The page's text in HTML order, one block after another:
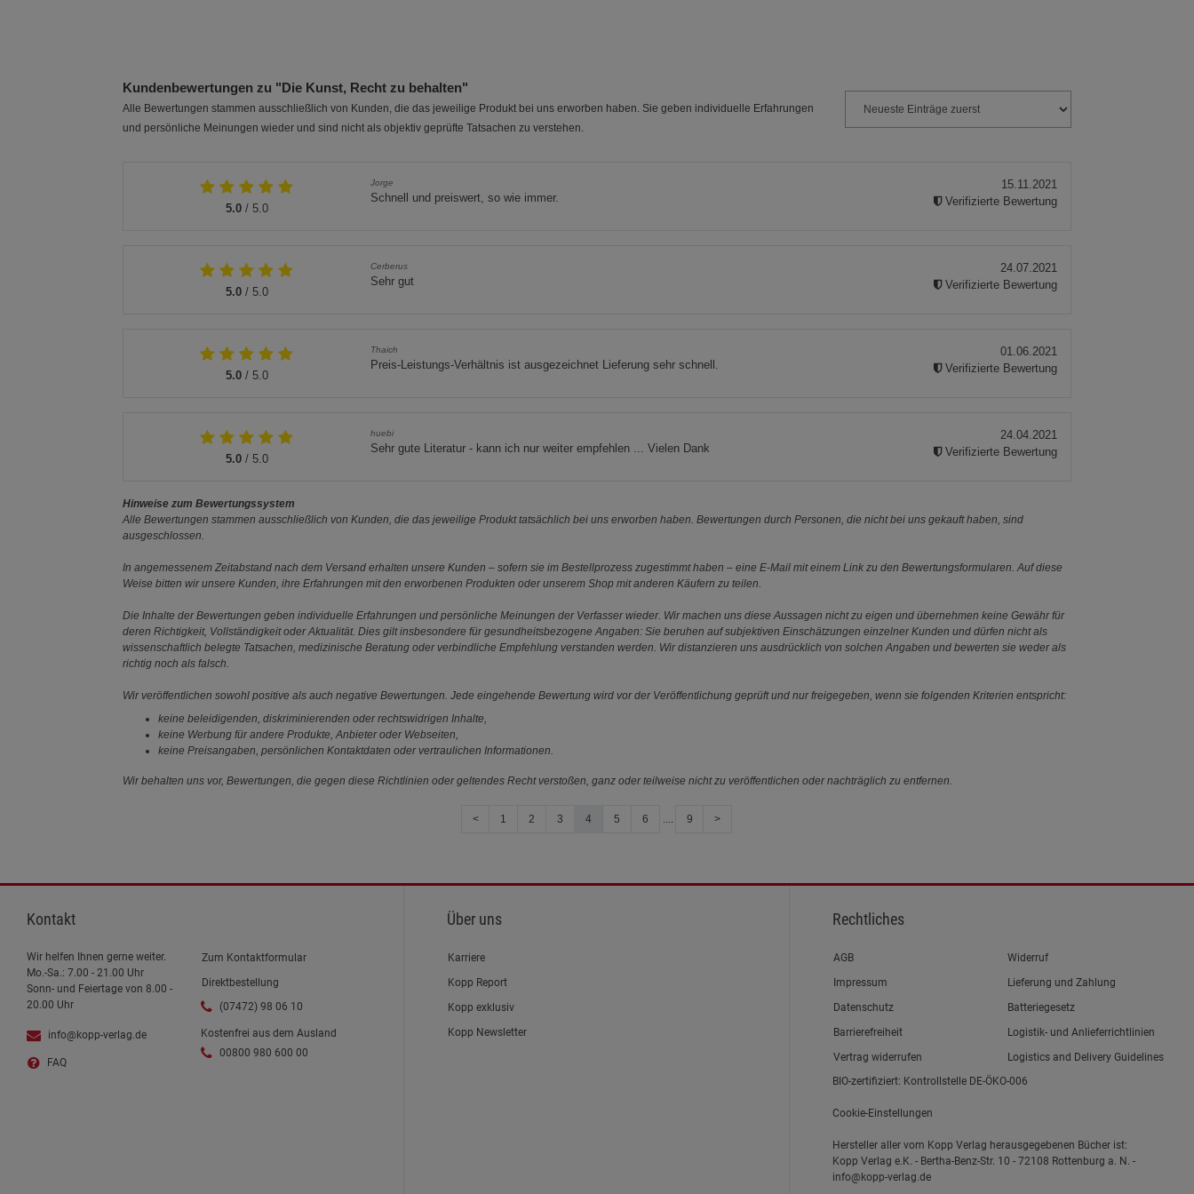
Kundenbewertungen zu "Die Kunst, Recht zu behalten"
Alle Bewertungen stammen ausschließlich von Kunden, die das jeweilige Produkt bei uns erworben haben. Sie geben individuelle Erfahrungen
und persönliche Meinungen wieder und sind nicht als objektiv geprüfte Tatsachen zu verstehen.
5.0/ 5.0
Jorge
Schnell und preiswert, so wie immer.
15.11.2021
Verifizierte Bewertung
5.0/ 5.0
Cerberus
Sehr gut
24.07.2021
Verifizierte Bewertung
5.0/ 5.0
Thaich
Preis-Leistungs-Verhältnis ist ausgezeichnet Lieferung sehr schnell.
01.06.2021
Verifizierte Bewertung
5.0/ 5.0
huebi
Sehr gute Literatur - kann ich nur weiter empfehlen ... Vielen Dank
24.04.2021
Verifizierte Bewertung
Hinweise zum Bewertungssystem
Alle Bewertungen stammen ausschließlich von Kunden, die das jeweilige Produkt tatsächlich bei uns erworben haben. Bewertungen durch Personen, die nicht bei uns gekauft haben, sind
ausgeschlossen.
In angemessenem Zeitabstand nach dem Versand erhalten unsere Kunden – sofern sie im Bestellprozess zugestimmt haben – eine E-Mail mit einem Link zu den Bewertungsformularen. Auf diese
Weise bitten wir unsere Kunden, ihre Erfahrungen mit den erworbenen Produkten oder unserem Shop mit anderen Käufern zu teilen.
Die Inhalte der Bewertungen geben individuelle Erfahrungen und persönliche Meinungen der Verfasser wieder. Wir machen uns diese Aussagen nicht zu eigen und übernehmen keine Gewähr für
deren Richtigkeit, Vollständigkeit oder Aktualität. Dies gilt insbesondere für gesundheitsbezogene Angaben: Sie beruhen auf subjektiven Einschätzungen einzelner Kunden und dürfen nicht als
wissenschaftlich belegte Tatsachen, medizinische Beratung oder verbindliche Empfehlung verstanden werden. Wir distanzieren uns ausdrücklich von solchen Angaben und bewerten sie weder als
richtig noch als falsch.
Wir veröffentlichen sowohl positive als auch negative Bewertungen. Jede eingehende Bewertung wird vor der Veröffentlichung geprüft und nur freigegeben, wenn sie folgenden Kriterien entspricht:
keine beleidigenden, diskriminierenden oder rechtswidrigen Inhalte,
keine Werbung für andere Produkte, Anbieter oder Webseiten,
keine Preisangaben, persönlichen Kontaktdaten oder vertraulichen Informationen.
Wir behalten uns vor, Bewertungen, die gegen diese Richtlinien oder geltendes Recht verstoßen, ganz oder teilweise nicht zu veröffentlichen oder nachträglich zu entfernen.
< 1 2 3 4 5 6 .... 9 >
Kontakt
Wir helfen Ihnen gerne weiter.
Mo.-Sa.: 7.00 - 21.00 Uhr
Sonn- und Feiertage von 8.00 -
20.00 Uhr
info@kopp-verlag.de
FAQ
Zum Kontaktformular
Direktbestellung
(07472) 98 06 10
Kostenfrei aus dem Ausland
00800 980 600 00
Über uns
Karriere
Kopp Report
Kopp exklusiv
Kopp Newsletter
Rechtliches
Link zum/zur
AGB
Link zum/zur
Impressum
Link zum/zur
Datenschutz
Link zum/zur
Barrierefreiheit
Vertrag widerrufen
Widerruf
Lieferung und Zahlung
Batteriegesetz
Logistik- und Anlieferrichtlinien
Logistics and Delivery Guidelines
BIO-zertifiziert: Kontrollstelle DE-ÖKO-006
Cookie-Einstellungen
Hersteller aller vom Kopp Verlag herausgegebenen Bücher ist:
Kopp Verlag e.K. - Bertha-Benz-Str. 10 - 72108 Rottenburg a. N. -
info@kopp-verlag.de
Beschreibung Marketing Cookies
Cookie-Informationenanzeigen